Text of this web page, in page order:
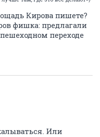
Кирова пишете?
фишка: предлагали
переходе
Или